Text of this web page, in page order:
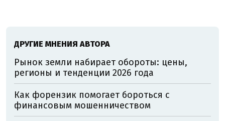
ДРУГИЕ МНЕНИЯ АВТОРА
Рынок земли набирает обороты: цены,
регионы и тенденции 2026 года
Как форензик помогает бороться с
финансовым мошенничеством